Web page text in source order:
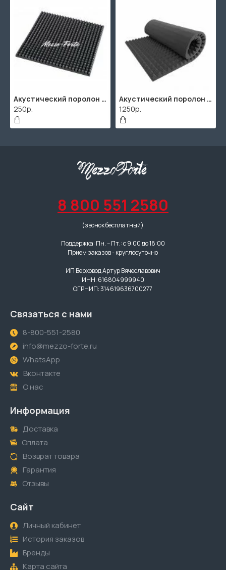
Акустический поролон "Пирамида" / 480x480х30мм / Темно-серый
250р.
Акустический поролон "Пирамида" / 2000х1000мм
1250р.
8 800 551 2580
(звонок бесплатный)
Поддержка: Пн. – Пт.: с 9:00 до 18:00
Прием заказов - круглосуточно
ИП Верховод Артур Вячеславович
ИНН: 616804999940
ОГРНИП: 314619636700277
Связаться с нами
8-800-551-2580
info@mezzo-forte.ru
WhatsApp
Вконтакте
О нас
Информация
Доставка
Оплата
Возврат товара
Гарантия
Отзывы
Сайт
Личный кабинет
История заказов
Бренды
Карта сайта